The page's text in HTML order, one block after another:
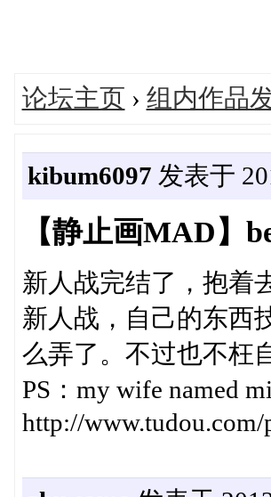
论坛主页 › 组内作品
kibum6097 发表于
【静止画MAD】
新人战完结了，抱着
新人战，自己的东西
么弄了。不过也不
PS：my wife named
http://